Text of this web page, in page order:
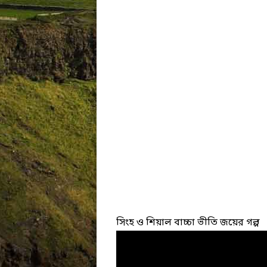
সিংহ ও শিয়াল বাচ্চা ভীতি জয়ের গল্প